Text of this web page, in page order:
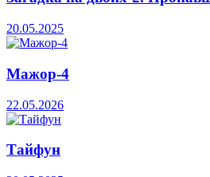
20.05.2025
Мажор-4
22.05.2026
Тайфун